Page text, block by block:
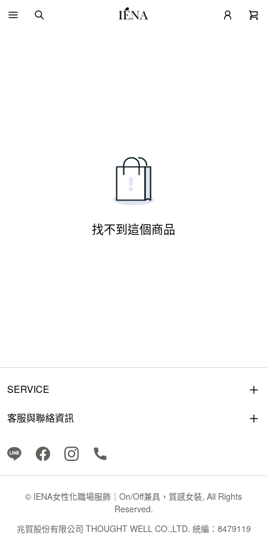
找不到這個商品
SERVICE
客服與聯絡資訊
© IENA女性化職場服飾｜On/Off兼具，質感女裝, All Rights
Reserved.
兆賀股份有限公司 THOUGHT WELL CO.,LTD. 統編：8479119